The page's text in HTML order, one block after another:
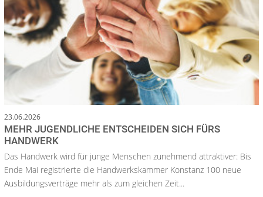
23.06.2026
MEHR JUGENDLICHE ENTSCHEIDEN SICH FÜRS
HANDWERK
Das Handwerk wird für junge Menschen zunehmend attraktiver: Bis
Ende Mai registrierte die Handwerkskammer Konstanz 100 neue
Ausbildungsverträge mehr als zum gleichen Zeit...